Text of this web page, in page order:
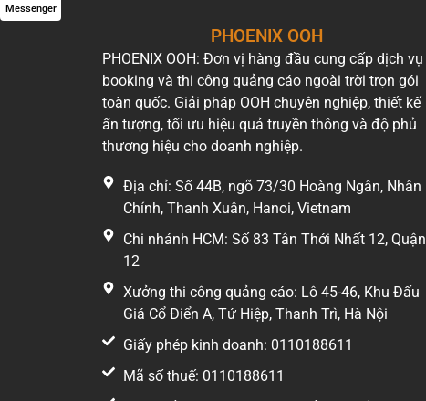
PHOENIX OOH
PHOENIX OOH: Đơn vị hàng đầu cung cấp dịch vụ
booking và thi công quảng cáo ngoài trời trọn gói
toàn quốc. Giải pháp OOH chuyên nghiệp, thiết kế
ấn tượng, tối ưu hiệu quả truyền thông và độ phủ
thương hiệu cho doanh nghiệp.
Địa chỉ: Số 44B, ngõ 73/30 Hoàng Ngân, Nhân
Chính, Thanh Xuân, Hanoi, Vietnam
Chi nhánh HCM: Số 83 Tân Thới Nhất 12, Quận
12
Xưởng thi công quảng cáo: Lô 45-46, Khu Đấu
Giá Cổ Điển A, Tứ Hiệp, Thanh Trì, Hà Nội
Giấy phép kinh doanh: 0110188611
Mã số thuế: 0110188611
Messenger